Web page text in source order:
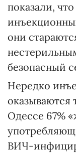
показали,
они
безопасный
Нередко
оказываются
Одессе 67%
ВИЧ-